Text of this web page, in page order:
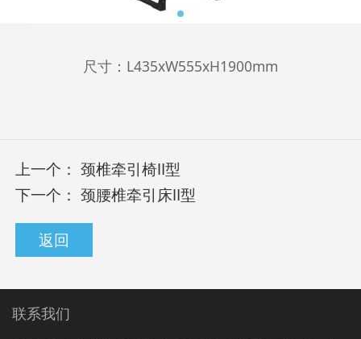
尺寸：L435xW555xH1900mm
上一个：颈椎牵引椅Ⅱ型
下一个：颈腰椎牵引床Ⅱ型
返回
联系我们